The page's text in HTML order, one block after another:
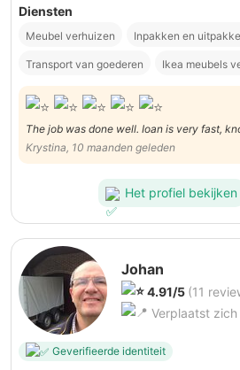
Diensten
Meubel verhuizen Inpakken en
Transport van goederen Ikea meubels
The job was done well. Ioan is very fast,
Krystina, 10 maanden geleden
Het profiel bekijken
Johan
4.91/5 (11
Verplaatst
Geverifieerde identiteit